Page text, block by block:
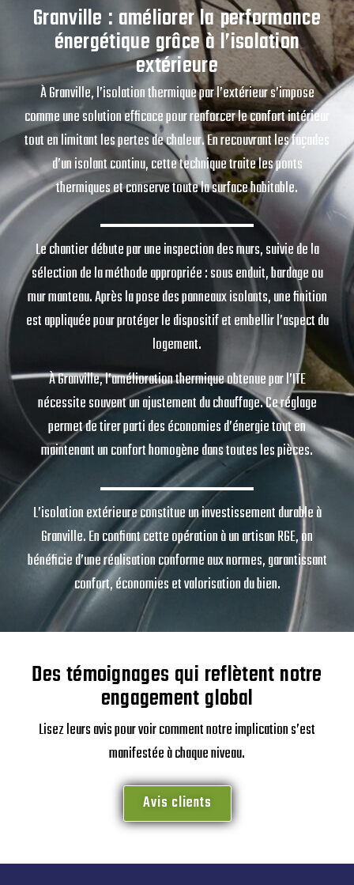
Granville : améliorer la performance
énergétique grâce à l’isolation
extérieure
À Granville, l’isolation thermique par l’extérieur s’impose
comme une solution efficace pour renforcer le confort intérieur
tout en limitant les pertes de chaleur. En recouvrant les façades
d’un isolant continu, cette technique traite les ponts
thermiques et conserve toute la surface habitable.
Le chantier débute par une inspection des murs, suivie de la
sélection de la méthode appropriée : sous enduit, bardage ou
mur manteau. Après la pose des panneaux isolants, une finition
est appliquée pour protéger le dispositif et embellir l’aspect du
logement.
À Granville, l’amélioration thermique obtenue par l’ITE
nécessite souvent un ajustement du chauffage. Ce réglage
permet de tirer parti des économies d’énergie tout en
maintenant un confort homogène dans toutes les pièces.
L’isolation extérieure constitue un investissement durable à
Granville. En confiant cette opération à un artisan RGE, on
bénéficie d’une réalisation conforme aux normes, garantissant
confort, économies et valorisation du bien.
Des témoignages qui reflètent notre
engagement global
Lisez leurs avis pour voir comment notre implication s’est
manifestée à chaque niveau.
Avis clients